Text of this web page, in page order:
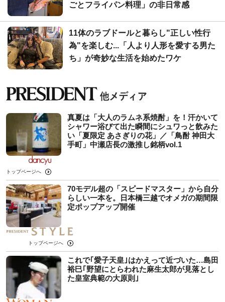
ごとフライパン料理」の非日常感
11体のラブドールと暮らし"正しい性行
為"を楽しむ...「人より人形を愛する男た
ち」が奇妙な生活を始めたワケ
真夏は「大人のラムネ系焼酎」を！汗かいて
シャワー浴びて出た瞬間にシュワっと飲みた
い「夏限定 あさぎりの花」／「鳥酎 神田大
手町」中瀬店長の激推し銘柄vol.1
トップページへ
70モデル超の「スピードマスター」から自分
らしい一本を。日本橋三越でオメガの期間限
定ポップアップ開催
トップページへ
これで｢愛子天皇｣はかえって近づいた…島田
裕巳｢野望にとらわれた麻生太郎が見落とし
た皇室典範の大原則｣